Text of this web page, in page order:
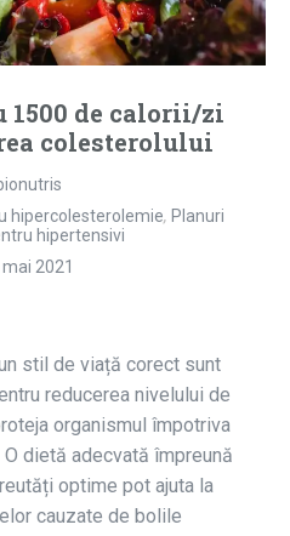
1500 de calorii/zi
colesterolului
hipercolesterolemie, Planuri
hipertensivi
2021
stil de viață corect sunt
reducerea nivelului de
organismul împotriva
dietă adecvată împreună
optime pot ajuta la
cauzate de bolile